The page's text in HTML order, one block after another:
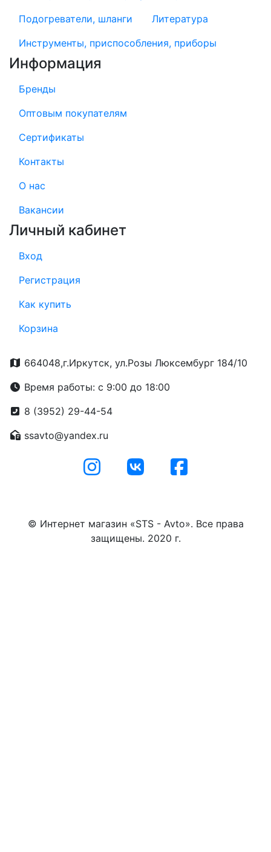
Подогреватели, шланги
Литература
Инструменты, приспособления, приборы
Информация
Бренды
Оптовым покупателям
Сертификаты
Контакты
О нас
Вакансии
Личный кабинет
Вход
Регистрация
Как купить
Корзина
664048,г.Иркутск, ул.Розы Люксембург 184/10
Время работы: с 9:00 до 18:00
8 (3952) 29-44-54
ssavto@yandex.ru
© Интернет магазин «STS - Avto». Все права
защищены. 2020 г.